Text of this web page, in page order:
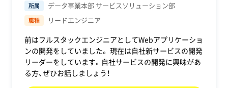
所属 データ事業本部 サービスソリューション部
職種 リードエンジニア
前はフルスタックエンジニアとしてWebアプリケーショ
ンの開発をしていました。 現在は自社新サービスの開発
リーダーをしています。自社サービスの開発に興味があ
る方、ぜひお話しましょう！